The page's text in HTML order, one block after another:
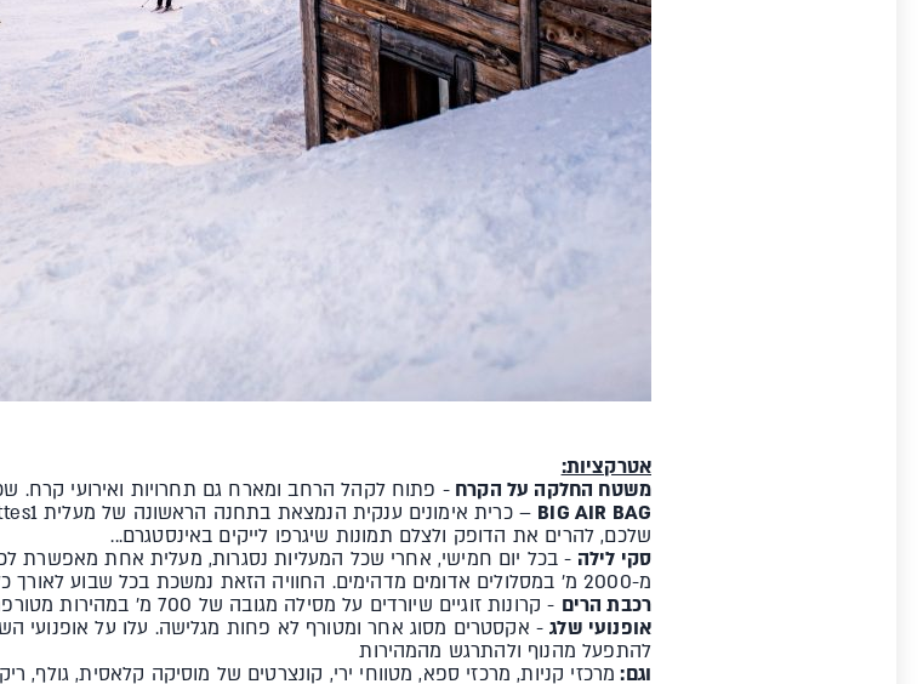
אטרקציות:
משטח החלקה על הקרח- פתוח לקהל הרחב ומארח גם תחרויות ואירועי קרח.
BIG AIR BAG
שלכם, להרים את הדופק ולצלם תמונות שיגרפו לייקים באינסטגרם...
סקי לילה - בכל יום חמישי, אחרי שכל המעליות נסגרות, מעלית אחת מאפשרת
מ-2000 מ' במסלולים אדומים מדהימים. החוויה הזאת נמשכת בכל שבוע לאורך כל העונה עד השעה 19:00 בערב
רכבת הרים - קרונות זוגיים שיורדים על מסילה מגובה של 700 מ' במהירות מטורפת! בהחלט חוויה ששווה לנסות
אופנועי שלג- אקסטרים מסוג אחר ומטורף לא פחות מגלישה. עלו על אופנועי
להתפעל מהנוף ולהתרגש מהמהירות
וגם: מרכזי קניות, מרכזי ספא, מטווחי ירי, קונצרטים של מוסיקה קלאסית, גולף,